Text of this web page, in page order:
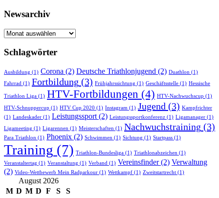
Newsarchiv
Newsarchiv
Schlagwörter
Ausbildung (1) Corona (2) Deutsche Triathlonjugend (2) Duathlon (1)
Fahrrad (1) Fortbildung (3) Frühjahrssichtung (1) Geschäftsstelle (1) Hessische
Triathlon Liga (1) HTV-Fortbildungen (4) HTV-Nachwuchscup (1)
HTV-Schnuppercup (1) HTV Cup 2020 (1) Instagram (1) Jugend (3) Kampfrichter
(1) Landeskader (1) Leistungssport(2) Leistungssportkonferenz (1) Ligamanager (1)
Ligameeting (1) Ligarennen (1) Meisterschaften (1) Nachwuchstraining (3)
Para Triathlon (1) Phoenix (2) Schwimmen (1) Sichtung (1) Startpass (1)
Training (7) Triathlon-Bundesliga (1) Triathlonabzeichen (1)
Veranstaltertag (1) Veranstaltung (1) Verband (1) Vereinsfinder(2) Verwaltung
(2) Video-Wettbewerb Mein Radparkour (1) Wettkampf (1) Zweitstartrecht (1)
August 2026
M D M D F S
S